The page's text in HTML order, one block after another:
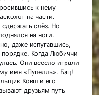
к нему
на части.
слёз. Но
на ноги.
даже испугавшись,
Когда Любиччи
Они весело играли
имя «Пупелль». Бац!
Ковш и его
друзьям путь